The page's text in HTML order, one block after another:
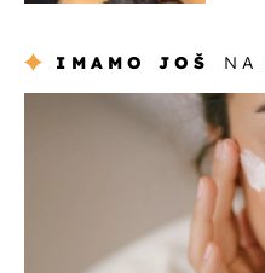
IMAMO JOŠ NA
moda & ljepota